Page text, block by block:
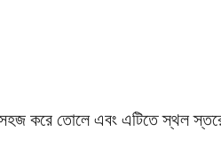
করে তোলে এবং এটিতে স্থল